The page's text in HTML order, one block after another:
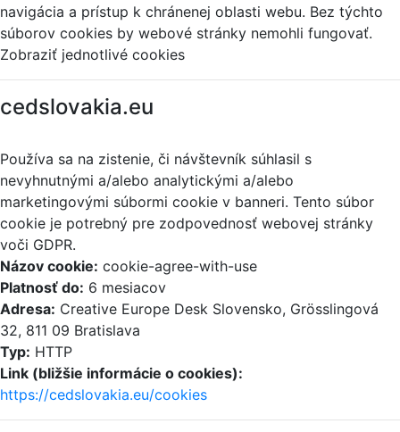
navigácia a prístup k chránenej oblasti webu. Bez týchto
súborov cookies by webové stránky nemohli fungovať.
Zobraziť jednotlivé cookies
cedslovakia.eu
Používa sa na zistenie, či návštevník súhlasil s
nevyhnutnými a/alebo analytickými a/alebo
marketingovými súbormi cookie v banneri. Tento súbor
cookie je potrebný pre zodpovednosť webovej stránky
voči GDPR.
Názov cookie: cookie-agree-with-use
Platnosť do: 6 mesiacov
Adresa: Creative Europe Desk Slovensko, Grösslingová
32, 811 09 Bratislava
Typ: HTTP
Link (bližšie informácie o cookies):
https://cedslovakia.eu/cookies